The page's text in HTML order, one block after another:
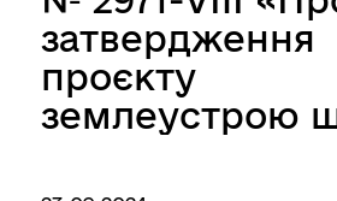
району
області»
громадянки
Іванової Наталії
Геннадіївни в
території
Миколаївської
затвердження
проєкту
землеустрою
земельної